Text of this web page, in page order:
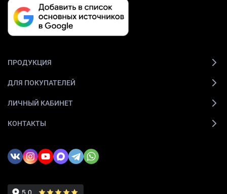
ПРОДУКЦИЯ
ДЛЯ ПОКУПАТЕЛЕЙ
ЛИЧНЫЙ КАБИНЕТ
КОНТАКТЫ